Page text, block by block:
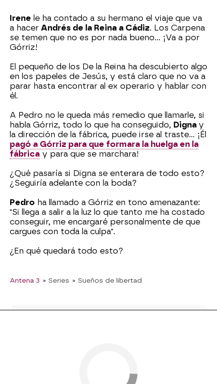
Irene le ha contado a su hermano el viaje que va
a hacer Andrés de la Reina a Cádiz. Los Carpena
se temen que no es por nada bueno... ¡Va a por
Górriz!
El pequeño de los De la Reina ha descubierto algo
en los papeles de Jesús, y está claro que no va a
parar hasta encontrar al ex operario y hablar con
él.
A Pedro no le queda más remedio que llamarle, si
habla Górriz, todo lo que ha conseguido, Digna y
la dirección de la fábrica, puede irse al traste... ¡Él
pagó a Górriz para que formara la huelga en la
fábrica y para que se marchara!
¿Qué pasaría si Digna se enterara de todo esto?
¿Seguiría adelante con la boda?
Pedro ha llamado a Górriz en tono amenazante:
"Si llega a salir a la luz lo que tanto me ha costado
conseguir, me encargaré personalmente de que
cargues con toda la culpa".
¿En qué quedará todo esto?
Antena 3 » Series » Sueños de libertad